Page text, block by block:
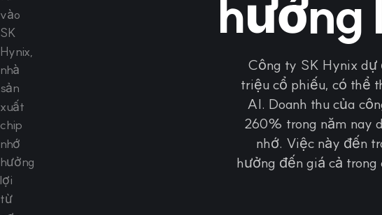
hưởng
Công ty SK Hynix
triệu cổ phiếu, có thể
AI. Doanh thu của
260% trong năm nay
nhớ. Việc này đến
hưởng đến giá cả